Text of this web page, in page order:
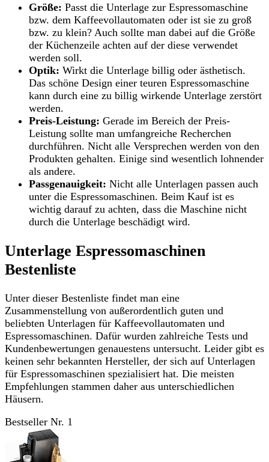
Größe: Passt die Unterlage zur Espressomaschine
bzw. dem Kaffeevollautomaten oder ist sie zu groß
bzw. zu klein? Auch sollte man dabei auf die Größe
der Küchenzeile achten auf der diese verwendet
werden soll.
Optik: Wirkt die Unterlage billig oder ästhetisch.
Das schöne Design einer teuren Espressomaschine
kann durch eine zu billig wirkende Unterlage zerstört
werden.
Preis-Leistung: Gerade im Bereich der Preis-
Leistung sollte man umfangreiche Recherchen
durchführen. Nicht alle Versprechen werden von den
Produkten gehalten. Einige sind wesentlich lohnender
als andere.
Passgenauigkeit: Nicht alle Unterlagen passen auch
unter die Espressomaschinen. Beim Kauf ist es
wichtig darauf zu achten, dass die Maschine nicht
durch die Unterlage beschädigt wird.
Unterlage Espressomaschinen
Bestenliste
Unter dieser Bestenliste findet man eine
Zusammenstellung von außerordentlich guten und
beliebten Unterlagen für Kaffeevollautomaten und
Espressomaschinen. Dafür wurden zahlreiche Tests und
Kundenbewertungen genauestens untersucht. Leider gibt es
keinen sehr bekannten Hersteller, der sich auf Unterlagen
für Espressomaschinen spezialisiert hat. Die meisten
Empfehlungen stammen daher aus unterschiedlichen
Häusern.
Bestseller Nr. 1